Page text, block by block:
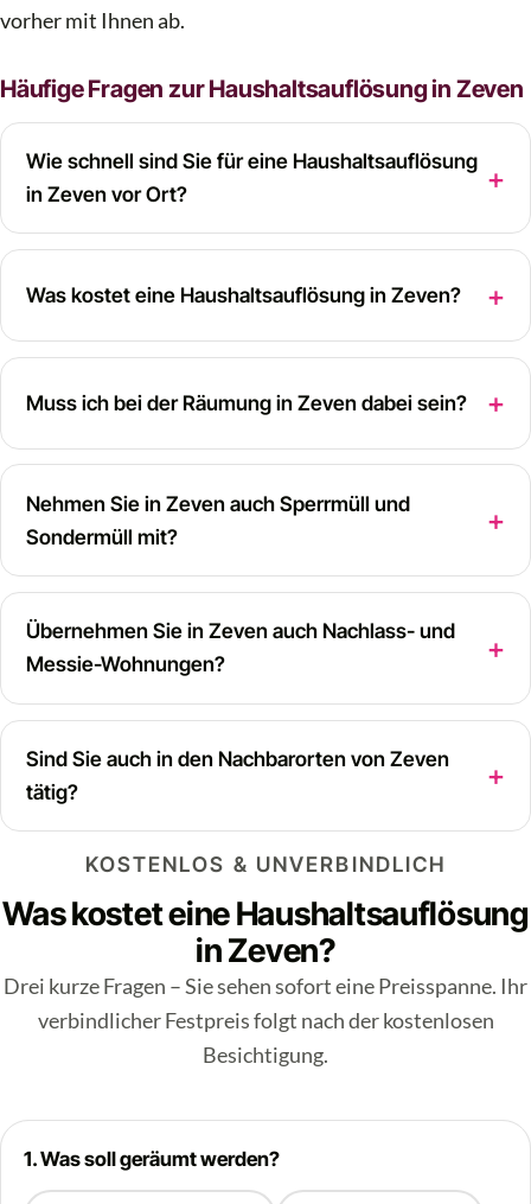
vorher mit Ihnen ab.
Häufige Fragen zur Haushaltsauflösung in Zeven
Wie schnell sind Sie für eine Haushaltsauflösung
in Zeven vor Ort?
Was kostet eine Haushaltsauflösung in Zeven?
Muss ich bei der Räumung in Zeven dabei sein?
Nehmen Sie in Zeven auch Sperrmüll und
Sondermüll mit?
Übernehmen Sie in Zeven auch Nachlass- und
Messie-Wohnungen?
Sind Sie auch in den Nachbarorten von Zeven
tätig?
KOSTENLOS & UNVERBINDLICH
Was kostet eine Haushaltsauflösung
in Zeven?
Drei kurze Fragen – Sie sehen sofort eine Preisspanne. Ihr
verbindlicher Festpreis folgt nach der kostenlosen
Besichtigung.
1. Was soll geräumt werden?